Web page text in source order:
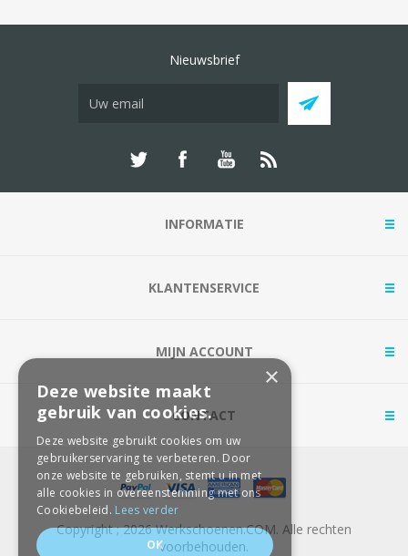
Nieuwsbrief
INFORMATIE
KLANTENSERVICE
MIJN ACCOUNT
CONTACT
Copyright ; 2026 Werkschoenen.COM. Alle rechten
voorbehouden.
×
Deze website maakt
gebruik van cookies.
Deze website gebruikt cookies om uw
gebruikerservaring te verbeteren. Door
onze website te gebruiken, stemt u in met
alle cookies in overeenstemming met ons
Cookiebeleid. Lees verder
OK